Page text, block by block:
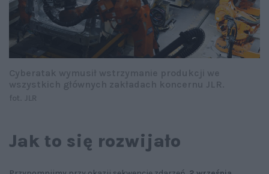
Jak to się rozwijało